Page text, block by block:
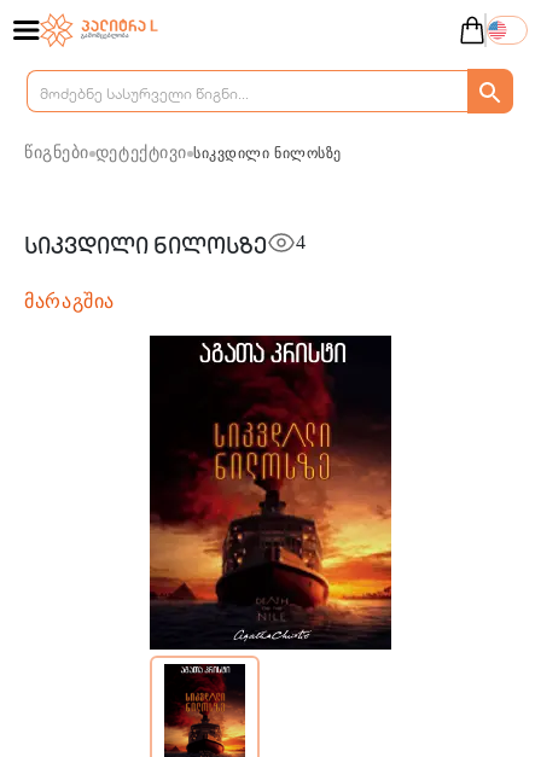
წიგნები დეტექტივი სიკვდილი ნილოსზე
სიკვდილი ნილოსზე 4
მარაგშია